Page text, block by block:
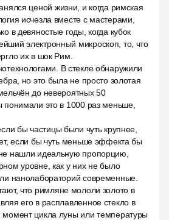
ценой жизни, и когда римская
исчезла вместе с мастерами,
в девяностые годы, когда кубок
электронный микроскоп, то, что
их в шок Рим.
В стекле обнаружили
но это была не просто золотая
до невероятных 50
понимали это в 1000 раз меньше,
бы частицы были чуть крупнее,
если бы чуть меньше эффекта бы
нашли идеальную пропорцию,
уровне, как у них не было
нанолабораторий современные.
что римляне мололи золото в
его в расплавленное стекло в
момент цикла луны или температуры